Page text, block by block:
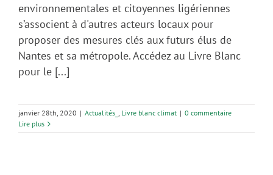
environnementales et citoyennes ligériennes
s’associent à d'autres acteurs locaux pour
proposer des mesures clés aux futurs élus de
Nantes et sa métropole. Accédez au Livre Blanc
pour le [...]
janvier 28th, 2020 | Actualités_ Livre blanc climat | 0 commentaire
Lire plus